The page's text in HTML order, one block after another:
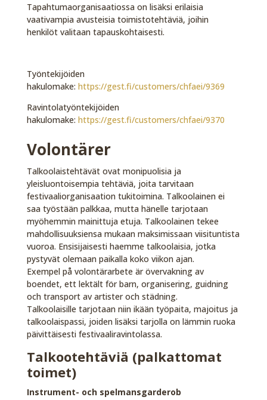
Tapahtumaorganisaatiossa on lisäksi erilaisia
vaativampia avusteisia toimistotehtäviä, joihin
henkilöt valitaan tapauskohtaisesti.
Työntekijöiden
hakulomake: https://gest.fi/customers/chfaei/9369
Ravintolatyöntekijöiden
hakulomake: https://gest.fi/customers/chfaei/9370
Volontärer
Talkoolaistehtävät ovat monipuolisia ja
yleisluontoisempia tehtäviä, joita tarvitaan
festivaaliorganisaation tukitoimina. Talkoolainen ei
saa työstään palkkaa, mutta hänelle tarjotaan
myöhemmin mainittuja etuja. Talkoolainen tekee
mahdollisuuksiensa mukaan maksimissaan viisituntista
vuoroa. Ensisijaisesti haemme talkoolaisia, jotka
pystyvät olemaan paikalla koko viikon ajan.
Exempel på volontärarbete är övervakning av
boendet, ett lektält för barn, organisering, guidning
och transport av artister och städning.
Talkoolaisille tarjotaan niin ikään työpaita, majoitus ja
talkoolaispassi, joiden lisäksi tarjolla on lämmin ruoka
päivittäisesti festivaaliravintolassa.
Talkootehtäviä (palkattomat
toimet)
Instrument- och spelmansgarderob